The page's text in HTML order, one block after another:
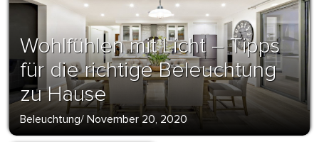
Wohlfühlen mit Licht – Tipps
für die richtige Beleuchtung
zu Hause
Beleuchtung/ November 20, 2020